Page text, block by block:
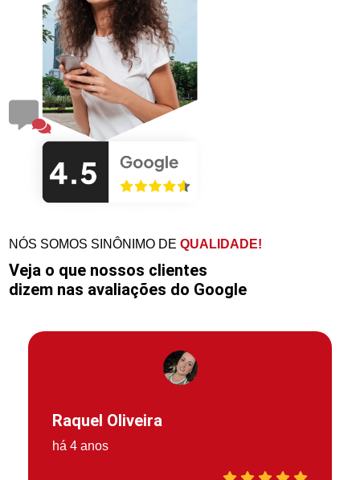
NÓS SOMOS SINÔNIMO DEQUALIDADE!
Veja o que nossos clientes
dizem nas avaliações do Google
Raquel Oliveira
há 4 anos